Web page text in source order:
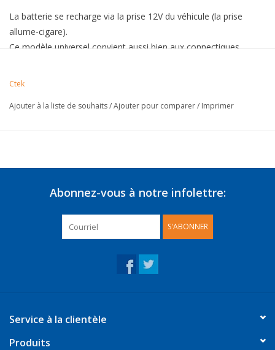
La batterie se recharge via la prise 12V du véhicule (la prise
allume-cigare).
Ce modèle universel convient aussi bien aux connectiques
Longueur du cble : 40 cm
Il est livré avec une garantie de 2 ans.
Ctek
Ajouter à la liste de souhaits/Ajouter pour comparer/ Imprimer
Abonnez-vous à notre infolettre:
S'ABONNER
Service à la clientèle
Produits